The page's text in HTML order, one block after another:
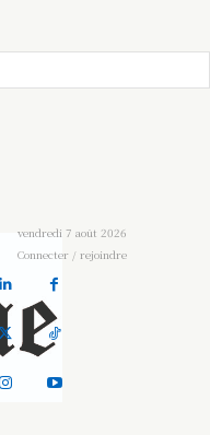
vendredi 7 août 2026
Connecter / rejoindre